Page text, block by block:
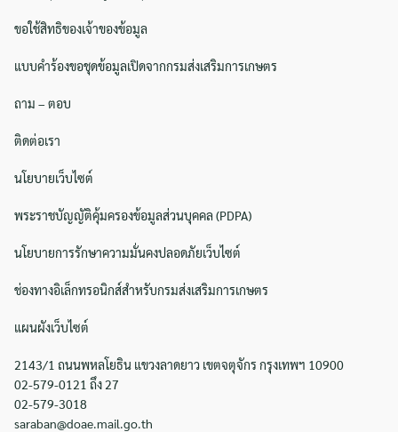
ขอใช้สิทธิของเจ้าของข้อมูล
แบบคำร้องขอชุดข้อมูลเปิดจากกรมส่งเสริมการเกษตร
ถาม – ตอบ
ติดต่อเรา
นโยบายเว็บไซต์
พระราชบัญญัติคุ้มครองข้อมูลส่วนบุคคล (PDPA)
นโยบายการรักษาความมั่นคงปลอดภัยเว็บไซต์
ช่องทางอิเล็กทรอนิกส์สำหรับกรมส่งเสริมการเกษตร
แผนผังเว็บไซต์
2143/1 ถนนพหลโยธิน แขวงลาดยาว เขตจตุจักร กรุงเทพฯ 10900
02-579-0121 ถึง 27
02-579-3018
saraban@doae.mail.go.th